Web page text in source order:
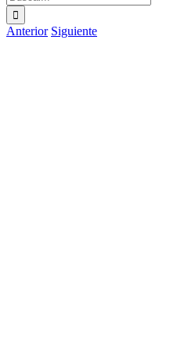
Anterior Siguiente